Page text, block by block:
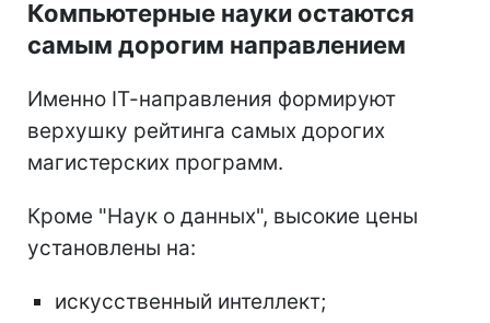
Компьютерные науки остаются
самым дорогим направлением
Именно ІТ-направления формируют
верхушку рейтинга самых дорогих
магистерских программ.
Кроме "Наук о данных", высокие цены
установлены на:
искусственный интеллект;